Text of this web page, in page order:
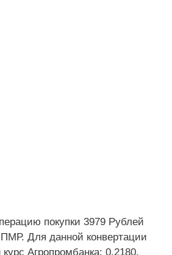
покупки 3979 Рублей
Для данной конвертации
Агропромбанка: 0.2180.